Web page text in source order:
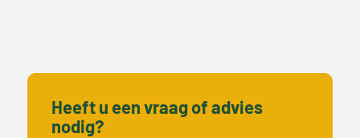
Heeft u een vraag of advies
nodig?